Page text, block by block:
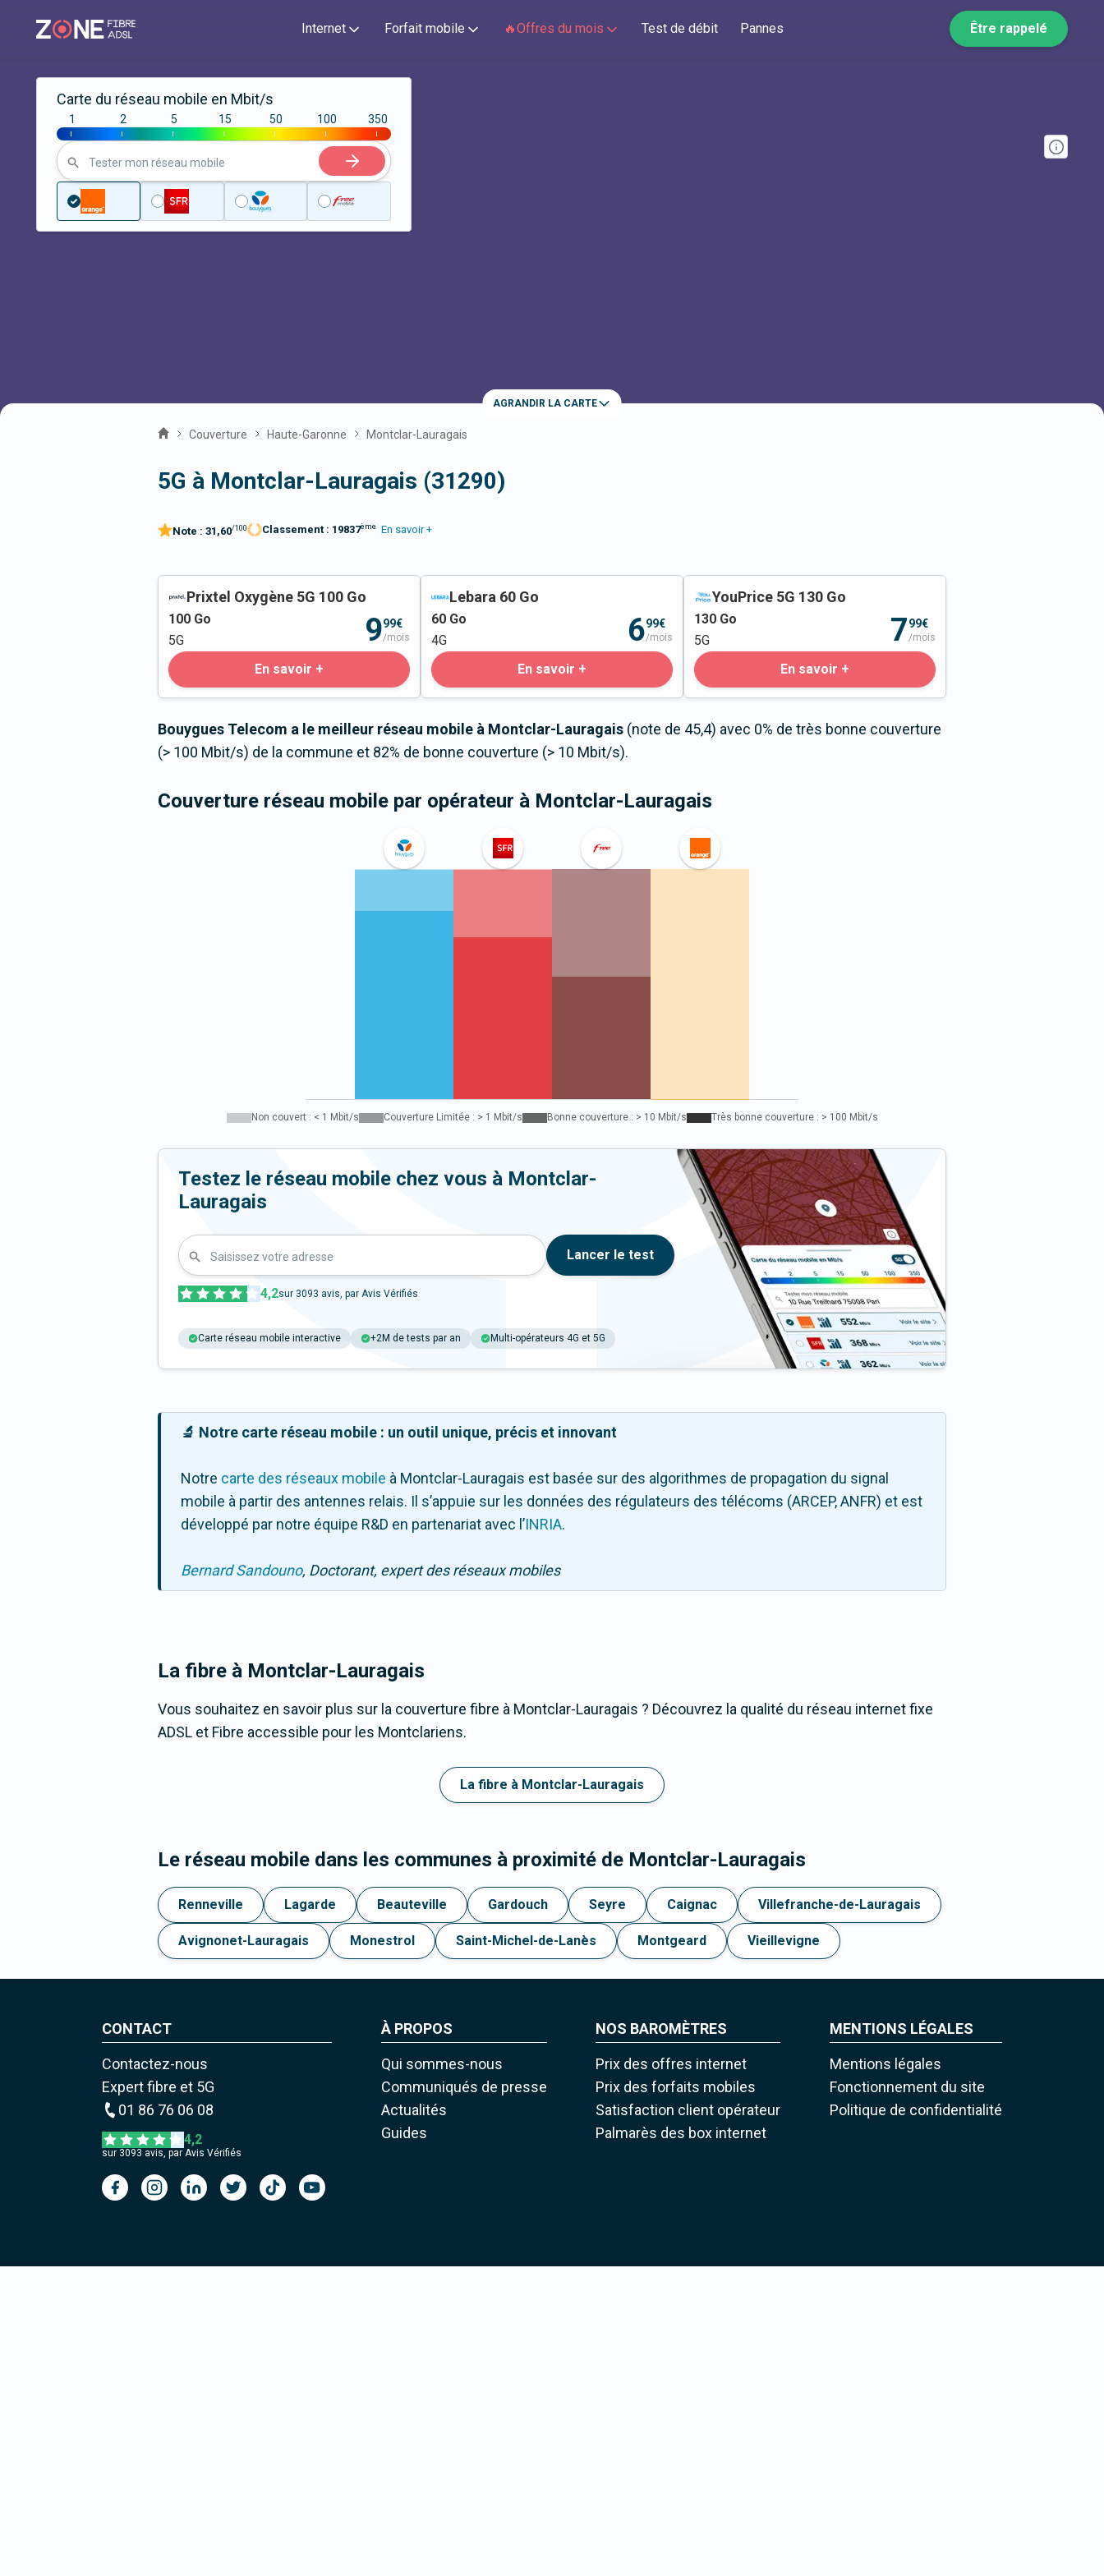
Internet Forfait mobile 🔥Offres du mois Test de débit Pannes Être rappelé
Carte du réseau mobile en Mbit/s
|
1
|
2
|
5
|
15
|
50
|
100
|
350
Tester mon réseau mobile
AGRANDIR LA CARTE
Couverture Haute-Garonne Montclar-Lauragais
5G à Montclar-Lauragais (31290)
Note : 31,60/100 Classement : 19837ème En savoir +
Prixtel Oxygène 5G 100 Go
100 Go
5G
999€
/mois
En savoir +
Lebara 60 Go
60 Go
4G
699€
/mois
En savoir +
YouPrice 5G 130 Go
130 Go
5G
799€
/mois
En savoir +
Bouygues Telecom a le meilleur réseau mobile à Montclar-Lauragais (note de 45,4) avec 0% de très bonne couverture
(> 100 Mbit/s) de la commune et 82% de bonne couverture (> 10 Mbit/s).
Couverture réseau mobile par opérateur à Montclar-Lauragais
Non couvert : < 1 Mbit/s Couverture Limitée : > 1 Mbit/s Bonne couverture : > 10 Mbit/s Très bonne couverture : > 100 Mbit/s
Testez le réseau mobile chez vous à Montclar-
Lauragais
Saisissez votre adresse Lancer le test
4,2sur 3093 avis, par Avis Vérifiés
Carte réseau mobile interactive +2M de tests par an Multi-opérateurs 4G et 5G
🔬 Notre carte réseau mobile : un outil unique, précis et innovant
Notre carte des réseaux mobile à Montclar-Lauragais est basée sur des algorithmes de propagation du signal
mobile à partir des antennes relais. Il s’appuie sur les données des régulateurs des télécoms (ARCEP, ANFR) et est
développé par notre équipe R&D en partenariat avec l ’INRIA.
Bernard Sandouno, Doctorant, expert des réseaux mobiles
La fibre à Montclar-Lauragais
Vous souhaitez en savoir plus sur la couverture fibre à Montclar-Lauragais ? Découvrez la qualité du réseau internet fixe
ADSL et Fibre accessible pour les Montclariens.
La fibre à Montclar-Lauragais
Le réseau mobile dans les communes à proximité de Montclar-Lauragais
Renneville Lagarde Beauteville Gardouch Seyre Caignac Villefranche-de-Lauragais
Avignonet-Lauragais Monestrol Saint-Michel-de-Lanès Montgeard Vieillevigne
CONTACT
Contactez-nous
Expert fibre et 5G
01 86 76 06 08
4,2
sur 3093 avis, par Avis Vérifiés
À PROPOS
Qui sommes-nous
Communiqués de presse
Actualités
Guides
NOS BAROMÈTRES
Prix des offres internet
Prix des forfaits mobiles
Satisfaction client opérateur
Palmarès des box internet
MENTIONS LÉGALES
Mentions légales
Fonctionnement du site
Politique de confidentialité